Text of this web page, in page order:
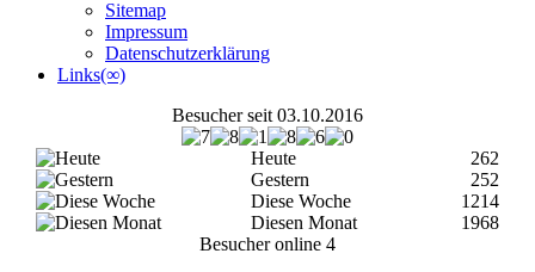
Sitemap
Impressum
Datenschutzerklärung
Links(∞)
Besucher seit 03.10.2016
Heute
262
Gestern
252
Diese Woche
1214
Diesen Monat
1968
Besucher online 4